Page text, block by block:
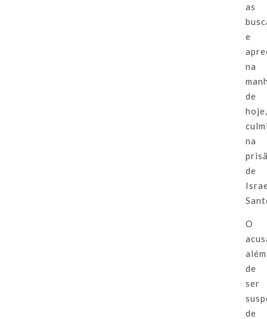
as
e
na
de
na
de
O
além
de
ser
de